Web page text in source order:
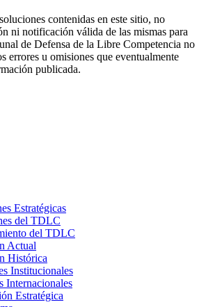
contenidas en este sitio, no
ni notificación válida de las mismas para
de Defensa de la Libre Competencia no
errores u omisiones que eventualmente
publicada.
Estratégicas
del TDLC
del TDLC
Actual
Histórica
Institucionales
Internacionales
Estratégica